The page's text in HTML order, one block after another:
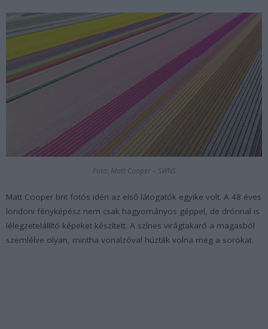
Fotó: Matt Cooper – SWNS
Matt Cooper brit fotós idén az első látogatók egyike volt. A 48 éves
londoni fényképész nem csak hagyományos géppel, de drónnal is
lélegzetelállító képeket készített. A színes virágtakaró a magasból
szemlélve olyan, mintha vonalzóval húzták volna meg a sorokat.